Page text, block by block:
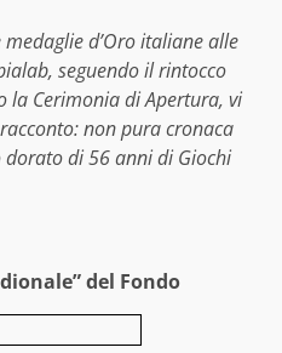
d’Oro italiane alle
seguendo il rintocco
la Cerimonia di Apertura, vi
non pura cronaca
di 56 anni di Giochi
del Fondo